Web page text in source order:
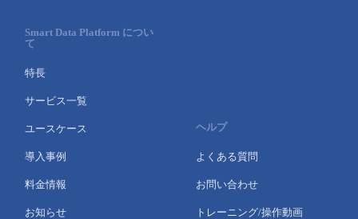
Smart Data Platform につい
て
特長
サービス一覧
ユースケース
導入事例
料金情報
お知らせ
ヘルプ
よくある質問
お問い合わせ
トレーニング/操作動画